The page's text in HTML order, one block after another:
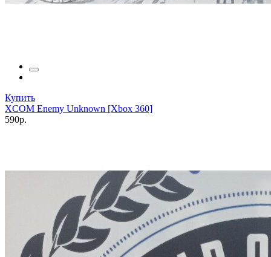
Купить
XCOM Enemy Unknown [Xbox 360]
590р.